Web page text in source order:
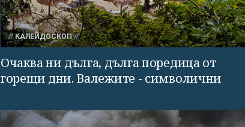
КАЛЕЙДОСКОП
Очаква ни дълга, дълга поредица от
горещи дни. Валежите - символични